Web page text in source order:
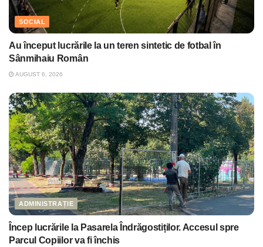
SOCIAL
Au început lucrările la un teren sintetic de fotbal în
Sânmihaiu Român
AUGUST 6, 2026
ADMINISTRAȚIE
Încep lucrările la Pasarela Îndrăgostiților. Accesul spre
Parcul Copiilor va fi închis